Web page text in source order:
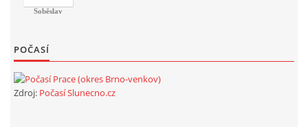
Soběslav
POČASÍ
Zdroj: Počasí Slunecno.cz